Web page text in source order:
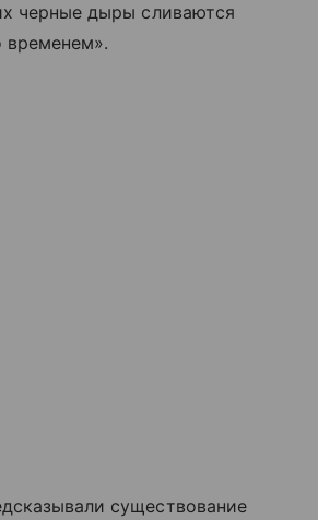
черные дыры сливаются
временем».
существование